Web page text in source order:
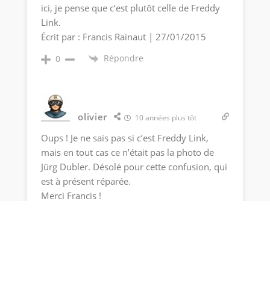
ici, je pense que c’est plutôt celle de Freddy
Link.
Écrit par : Francis Rainaut | 27/01/2015
0 Répondre
olivier 10 années plus tôt
Oups ! Je ne sais pas si c’est Freddy Link,
mais en tout cas ce n’était pas la photo de
Jürg Dubler. Désolé pour cette confusion, qui
est à présent réparée.
Merci Francis !